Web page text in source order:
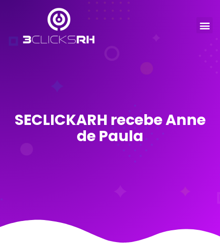
SECLICKARH recebe Anne
de Paula